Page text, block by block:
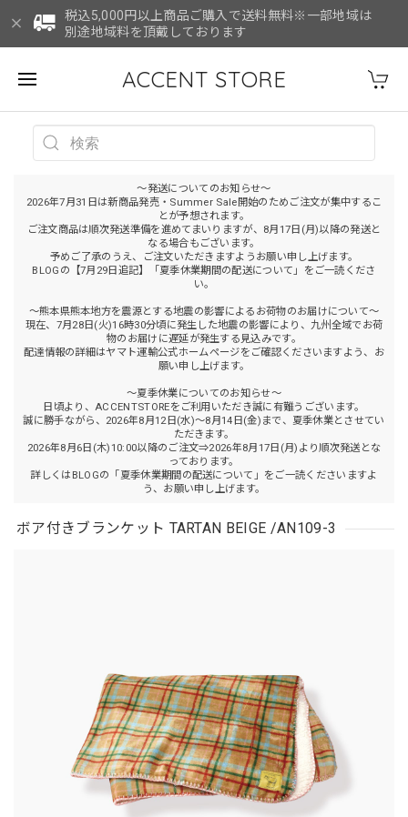
税込5,000円以上商品ご購入で送料無料※一部地域は
別途地域料を頂戴しております
ACCENT STORE
～発送についてのお知らせ～
2026年7月31日は新商品発売・Summer Sale開始のためご注文が集中するこ
とが予想されます。
ご注文商品は順次発送準備を進めてまいりますが、8月17日(月)以降の発送と
なる場合もございます。
予めご了承のうえ、ご注文いただきますようお願い申し上げます。
BLOGの【7月29日追記】「夏季休業期間の配送について」をご一読くださ
い。
～熊本県熊本地方を震源とする地震の影響によるお荷物のお届けについて～
現在、7月28日(火)16時30分頃に発生した地震の影響により、九州全域でお荷
物のお届けに遅延が発生する見込みです。
配達情報の詳細はヤマト運輸公式ホームページをご確認くださいますよう、お
願い申し上げます。
～夏季休業についてのお知らせ～
日頃より、ACCENTSTOREをご利用いただき誠に有難うございます。
誠に勝手ながら、2026年8月12日(水)～8月14日(金)まで、夏季休業とさせてい
ただきます。
2026年8月6日(木)10:00以降のご注文⇒2026年8月17日(月)より順次発送とな
っております。
詳しくはBLOGの「夏季休業期間の配送について」をご一読くださいますよ
う、お願い申し上げます。
ボア付きブランケット TARTAN BEIGE /AN109-3